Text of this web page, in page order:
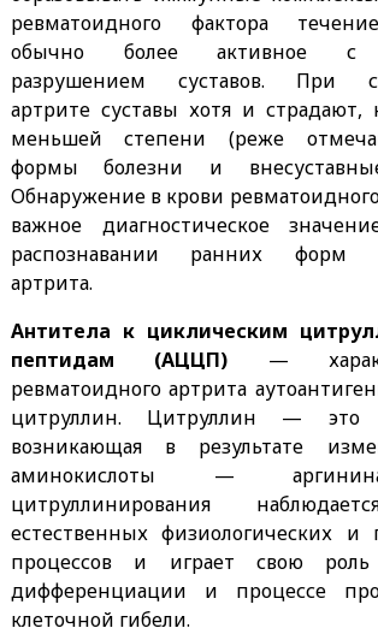
ревматоидного фактора
обычно более активное с
разрушением суставов. При
артрите суставы хотя и страдают,
меньшей степени (реже
формы болезни и
Обнаружение в крови
важное диагностическое
распознавании ранних форм
артрита.
Антитела к циклическим
пептидам (АЦЦП)
—
ревматоидного артрита
цитруллин. Цитруллин — это
возникающая в результате
аминокислоты —
цитруллинирования
естественных физиологических и
процессов и играет свою
дифференциации и процессе
клеточной гибели.